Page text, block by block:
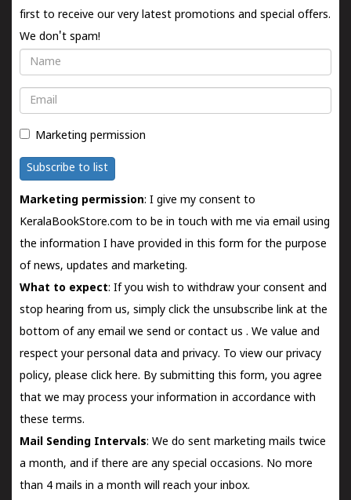
first to receive our very latest promotions and special offers.
We don't spam!
Name
Email
Marketing permission
Subscribe to list
Marketing permission: I give my consent to
KeralaBookStore.com to be in touch with me via email using
the information I have provided in this form for the purpose
of news, updates and marketing.
What to expect: If you wish to withdraw your consent and
stop hearing from us, simply click the unsubscribe link at the
bottom of any email we send orcontact us . We value and
respect your personal data and privacy. To view our privacy
policy, please click here. By submitting this form, you agree
that we may process your information in accordance with
these terms.
Mail Sending Intervals: We do sent marketing mails twice
a month, and if there are any special occasions. No more
than 4 mails in a month will reach your inbox.